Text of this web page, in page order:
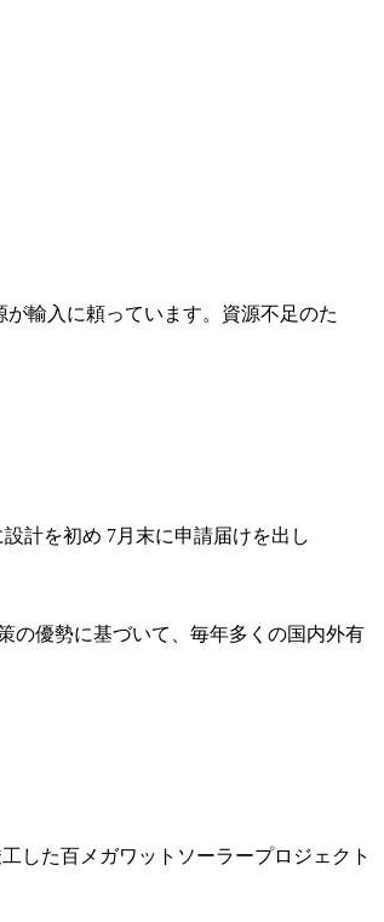
輸入に頼っています。資源不足のた
計を初め 7月末に申請届けを出し
の優勢に基づいて、毎年多くの国内外有
した百メガワットソーラープロジェクト